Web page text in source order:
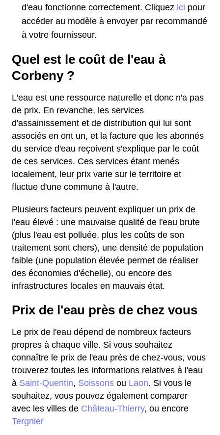
d'eau fonctionne correctement. Cliquez ici pour
accéder au modèle à envoyer par recommandé
à votre fournisseur.
Quel est le coût de l'eau à
Corbeny ?
L'eau est une ressource naturelle et donc n'a pas
de prix. En revanche, les services
d'assainissement et de distribution qui lui sont
associés en ont un, et la facture que les abonnés
du service d'eau reçoivent s'explique par le coût
de ces services. Ces services étant menés
localement, leur prix varie sur le territoire et
fluctue d'une commune à l'autre.
Plusieurs facteurs peuvent expliquer un prix de
l'eau élevé : une mauvaise qualité de l'eau brute
(plus l'eau est polluée, plus les coûts de son
traitement sont chers), une densité de population
faible (une population élevée permet de réaliser
des économies d'échelle), ou encore des
infrastructures locales en mauvais état.
Prix de l'eau près de chez vous
Le prix de l'eau dépend de nombreux facteurs
propres à chaque ville. Si vous souhaitez
connaître le prix de l'eau près de chez-vous, vous
trouverez toutes les informations relatives à l'eau
à Saint-Quentin, Soissons ou Laon. Si vous le
souhaitez, vous pouvez également comparer
avec les villes de Château-Thierry, ou encore
Tergnier